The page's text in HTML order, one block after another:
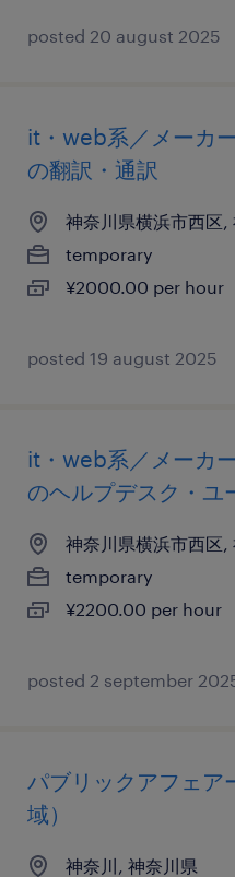
posted 20 august 2025
it・web系／メーカ
の翻訳・通訳
神奈川県横浜市西区,
temporary
¥2000.00 per hour
posted 19 august 2025
it・web系／メーカ
のヘルプデスク・ユ
神奈川県横浜市西区,
temporary
¥2200.00 per hour
posted 2 september
パブリックアフェ
域）
神奈川, 神奈川県